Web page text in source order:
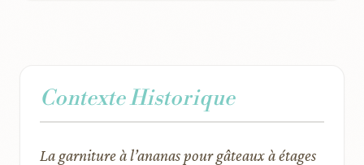
Contexte Historique
La garniture à l’ananas pour gâteaux à étages